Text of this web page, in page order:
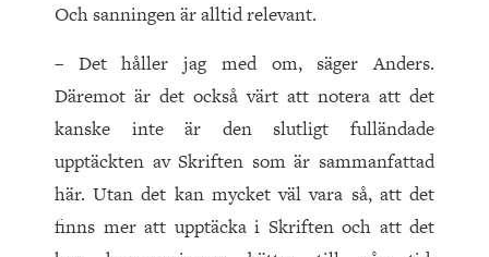
Och sanningen är alltid relevant.
– Det håller jag med om, säger Anders.
Däremot är det också värt att notera att det
kanske inte är den slutligt fulländade
upptäckten av Skriften som är sammanfattad
här. Utan det kan mycket väl vara så, att det
finns mer att upptäcka i Skriften och att det